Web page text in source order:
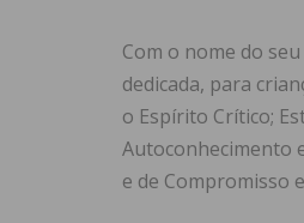
Com o nome do
dedicada, para
o Espírito Crítico;
Autoconhecimento
e de Compromisso